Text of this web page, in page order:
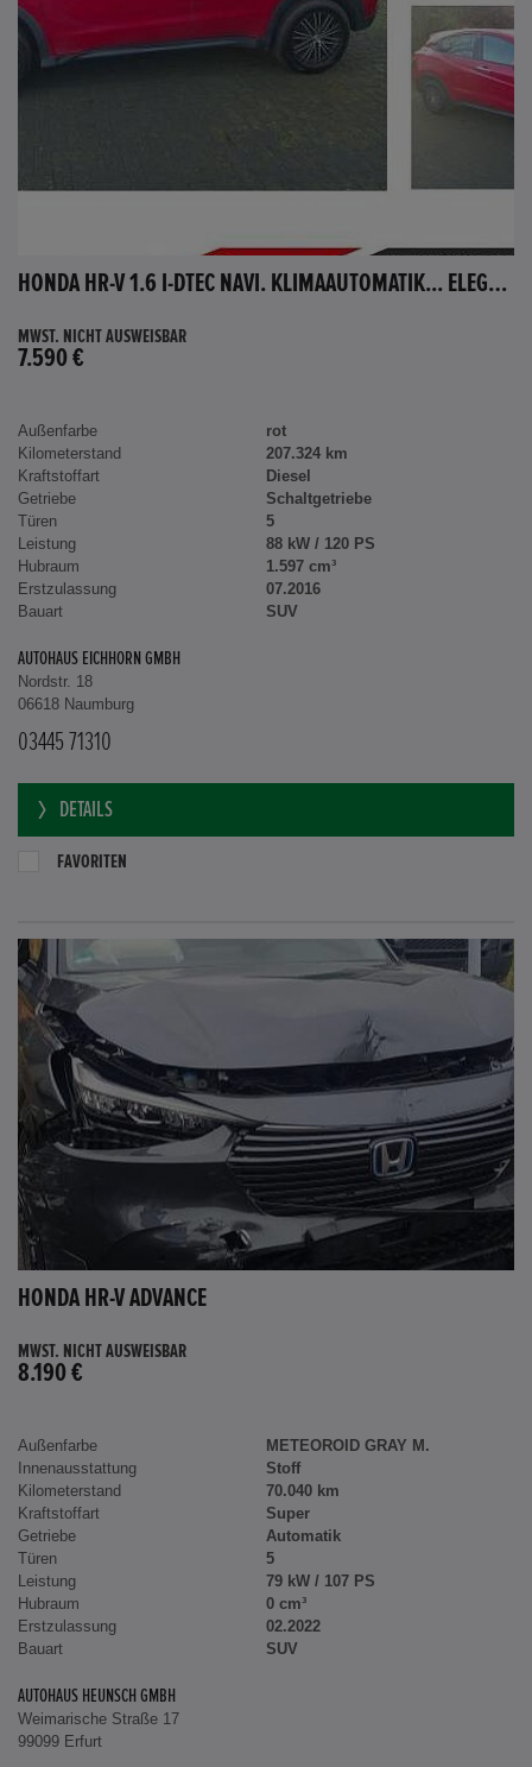
HONDA HR-V 1.6 I-DTEC NAVI. KLIMAAUTOMATIK... ELEGANCE
MWST. NICHT AUSWEISBAR
7.590 €
Außenfarbe
rot
Kilometerstand
207.324 km
Kraftstoffart
Diesel
Getriebe
Schaltgetriebe
Türen
5
Leistung
88 kW / 120 PS
Hubraum
1.597 cm³
Erstzulassung
07.2016
Bauart
SUV
AUTOHAUS EICHHORN GMBH
Nordstr. 18
06618 Naumburg
03445 71310
DETAILS
FAVORITEN
HONDA HR-V ADVANCE
MWST. NICHT AUSWEISBAR
8.190 €
Außenfarbe
METEOROID GRAY M.
Innenausstattung
Stoff
Kilometerstand
70.040 km
Kraftstoffart
Super
Getriebe
Automatik
Türen
5
Leistung
79 kW / 107 PS
Hubraum
0 cm³
Erstzulassung
02.2022
Bauart
SUV
AUTOHAUS HEUNSCH GMBH
Weimarische Straße 17
99099 Erfurt